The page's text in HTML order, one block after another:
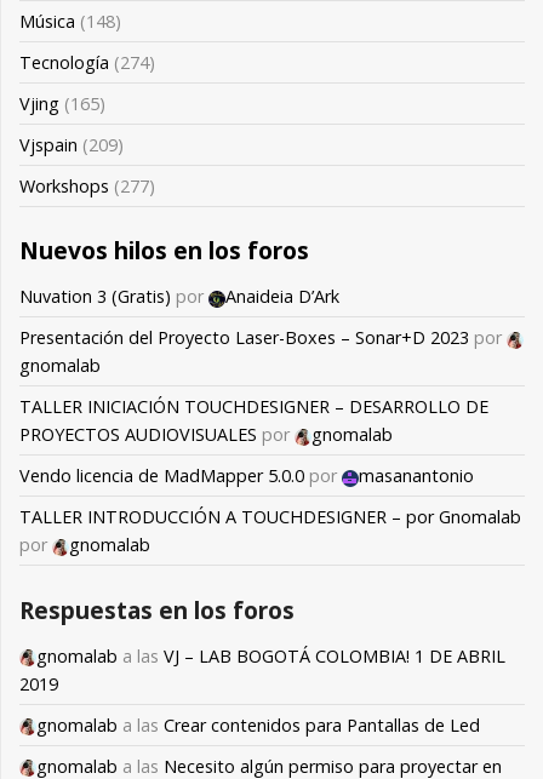
Música (148)
Tecnología (274)
Vjing (165)
Vjspain (209)
Workshops (277)
Nuevos hilos en los foros
Nuvation 3 (Gratis) por
Anaideia D’Ark
Presentación del Proyecto Laser-Boxes – Sonar+D 2023 por
gnomalab
TALLER INICIACIÓN TOUCHDESIGNER – DESARROLLO DE
PROYECTOS AUDIOVISUALES por
gnomalab
Vendo licencia de MadMapper 5.0.0 por
masanantonio
TALLER INTRODUCCIÓN A TOUCHDESIGNER – por Gnomalab
por
gnomalab
Respuestas en los foros
gnomalab a las VJ – LAB BOGOTÁ COLOMBIA! 1 DE ABRIL
2019
gnomalab a las Crear contenidos para Pantallas de Led
gnomalab a las Necesito algún permiso para proyectar en